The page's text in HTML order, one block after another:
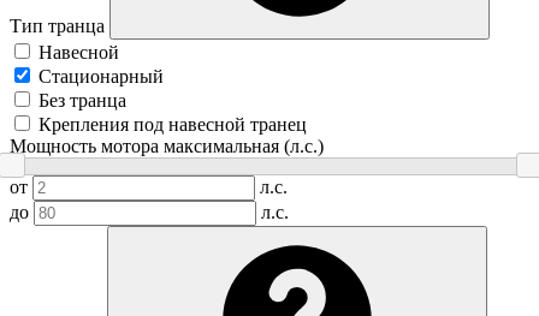
Тип транца
Навесной
Стационарный
Без транца
Крепления под навесной транец
Мощность мотора максимальная (л.с.)
от
л.с.
до
л.с.